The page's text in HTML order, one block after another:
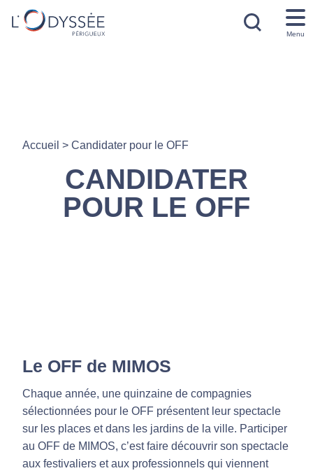
Menu
Accueil > Candidater pour le OFF
CANDIDATER
POUR LE OFF
Le OFF de MIMOS
Chaque année, une quinzaine de compagnies
sélectionnées pour le OFF présentent leur spectacle
sur les places et dans les jardins de la ville. Participer
au OFF de MIMOS, c’est faire découvrir son spectacle
aux festivaliers et aux professionnels qui viennent